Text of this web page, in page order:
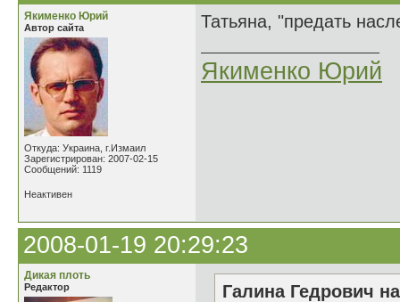
Якименко Юрий
Автор сайта
Откуда: Украина, г.Измаил
Зарегистрирован: 2007-02-15
Сообщений: 1119
Татьяна, "предать
Якименко Юрий
Неактивен
2008-01-19 20:29:23
Дикая плоть
Редактор
Галина Гедрович